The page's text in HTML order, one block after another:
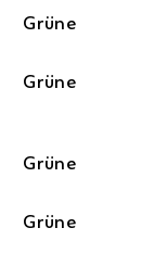
Grüne
Grüne
Grüne
Grüne